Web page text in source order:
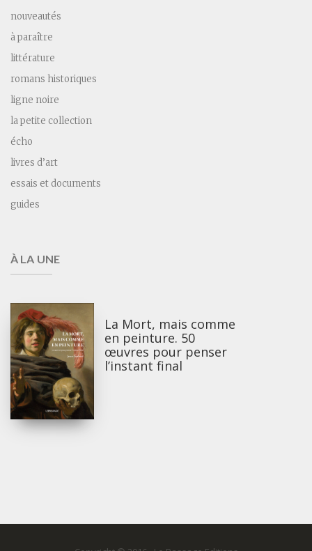
nouveautés
à paraître
littérature
romans historiques
ligne noire
la petite collection
écho
livres d’art
essais et documents
guides
À LA UNE
La Mort, mais comme
en peinture. 50
œuvres pour penser
l’instant final